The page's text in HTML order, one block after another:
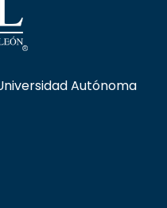
Autónoma